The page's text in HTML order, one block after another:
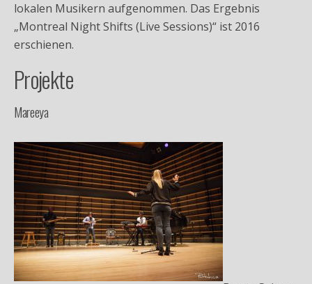
lokalen Musikern aufgenommen. Das Ergebnis
„Montreal Night Shifts (Live Sessions)“ ist 2016
erschienen.
Projekte
Mareeya